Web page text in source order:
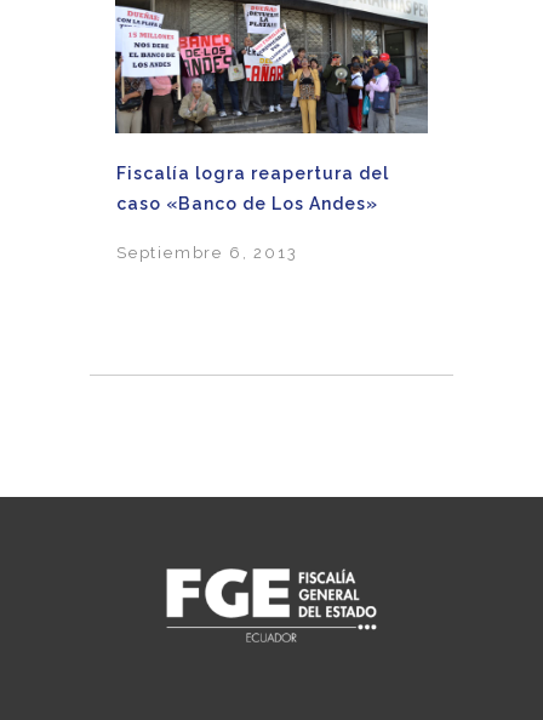
Fiscalía logra reapertura del
caso «Banco de Los Andes»
Septiembre 6, 2013